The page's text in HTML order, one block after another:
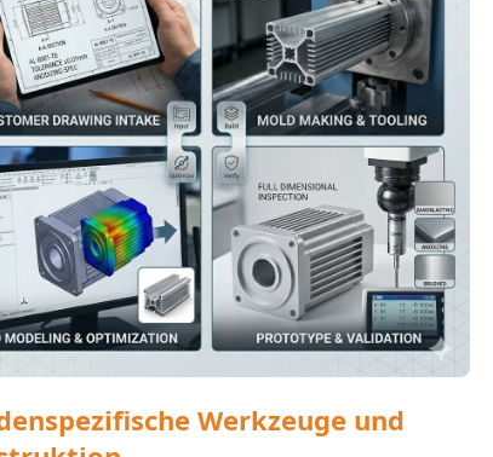
Werkzeuge und